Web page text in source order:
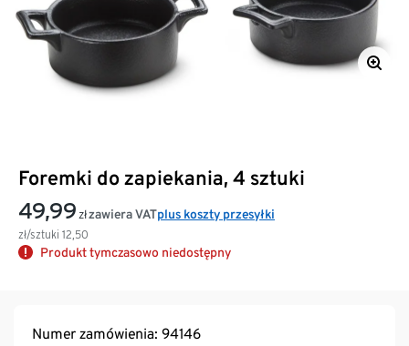
Foremki do zapiekania, 4 sztuki
49,99 zł
zł/sztuki 12,50
zawiera VATplus koszty przesyłki
Produkt tymczasowo niedostępny
Numer zamówienia: 94146